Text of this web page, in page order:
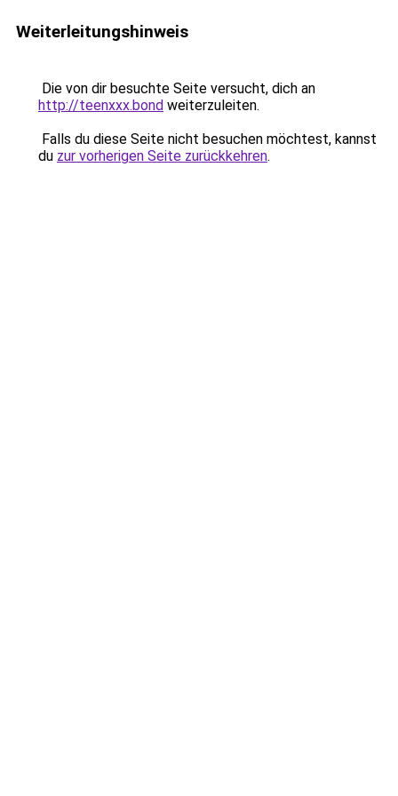
Weiterleitungshinweis
Die von dir besuchte Seite versucht, dich an
http://teenxxx.bond weiterzuleiten.
Falls du diese Seite nicht besuchen möchtest, kannst
du zur vorherigen Seite zurückkehren.